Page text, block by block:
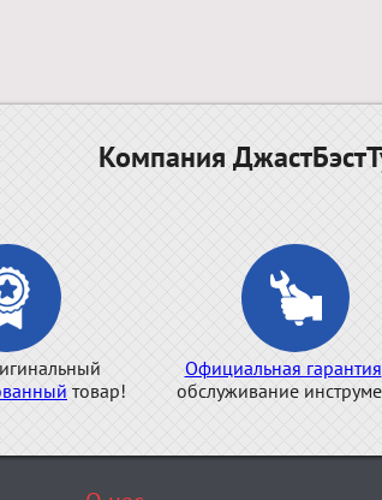
Компания
товар!
Официальная гарантия
обслуживание